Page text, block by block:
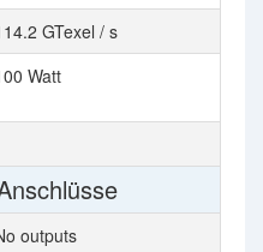
GTexel / s
Watt
outputs